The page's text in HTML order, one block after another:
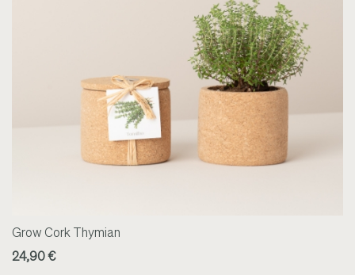
Grow Cork Thymian
24,90 €